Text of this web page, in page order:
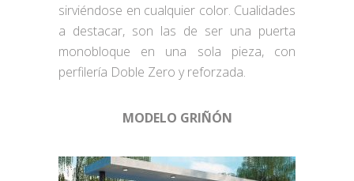
sirviéndose en cualquier color. Cualidades
a destacar, son las de ser una puerta
monobloque en una sola pieza, con
perfilería Doble Zero y reforzada.
MODELO GRIÑÓN